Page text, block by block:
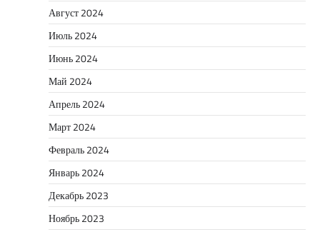
Август 2024
Июль 2024
Июнь 2024
Май 2024
Апрель 2024
Март 2024
Февраль 2024
Январь 2024
Декабрь 2023
Ноябрь 2023